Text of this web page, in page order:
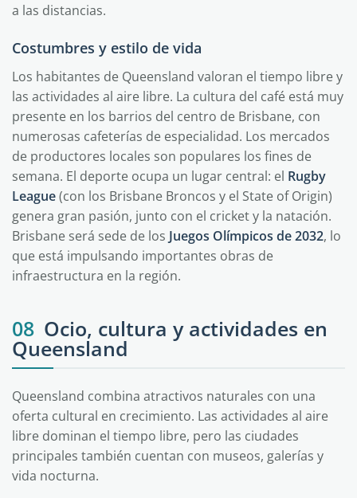
a las distancias.
Costumbres y estilo de vida
Los habitantes de Queensland valoran el tiempo libre y
las actividades al aire libre. La cultura del café está muy
presente en los barrios del centro de Brisbane, con
numerosas cafeterías de especialidad. Los mercados
de productores locales son populares los fines de
semana. El deporte ocupa un lugar central: el Rugby
League(con los Brisbane Broncos y el State of Origin)
genera gran pasión, junto con el cricket y la natación.
Brisbane será sede de los Juegos Olímpicos de 2032, lo
que está impulsando importantes obras de
infraestructura en la región.
08 Ocio, cultura y actividades en
Queensland
Queensland combina atractivos naturales con una
oferta cultural en crecimiento. Las actividades al aire
libre dominan el tiempo libre, pero las ciudades
principales también cuentan con museos, galerías y
vida nocturna.